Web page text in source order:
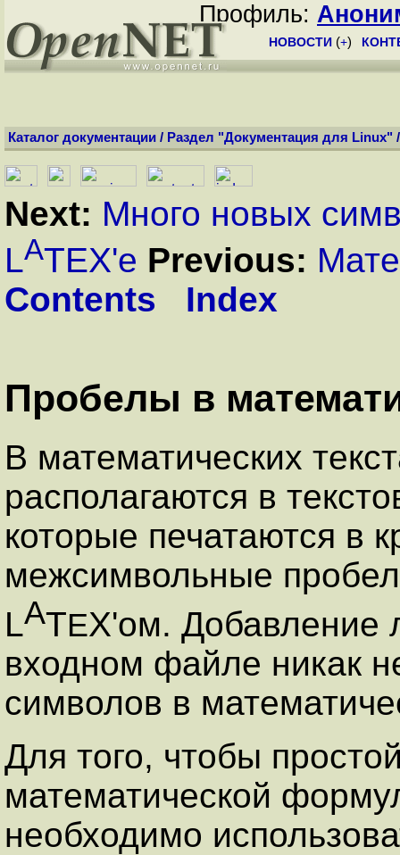
Профиль:
НОВОСТИ (+)
Каталог документации / Раздел "Документация для Linux"
Next: Много новых
LATEX'e Previous:
Contents
Index
Пробелы в
В математических
располагаются в
которые печатаются в
межсимвольные
LATEX'ом. Добавление
входном файле никак
символов в
Для того, чтобы
математической
необходимо